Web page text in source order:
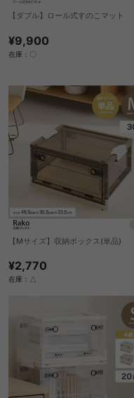
【ダブル】ロール式すのこマット
¥9,900
在庫：〇
【Mサイズ】収納ボックス(単品)
¥2,770
在庫：△